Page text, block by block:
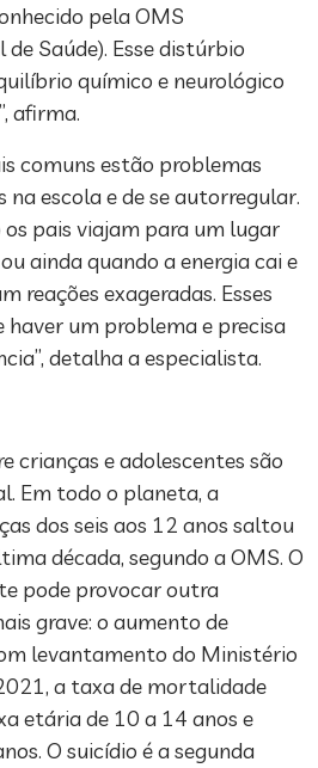
pela OMS
Saúde). Esse distúrbio
químico e neurológico
afirma.
comuns estão problemas
na escola e de se autorregular.
os pais viajam para um lugar
ainda quando a energia cai e
reações exageradas. Esses
haver um problema e precisa
detalha a especialista.
crianças e adolescentes são
Em todo o planeta, a
dos seis aos 12 anos saltou
década, segundo a OMS. O
pode provocar outra
grave: o aumento de
levantamento do Ministério
a taxa de mortalidade
etária de 10 a 14 anos e
O suicídio é a segunda